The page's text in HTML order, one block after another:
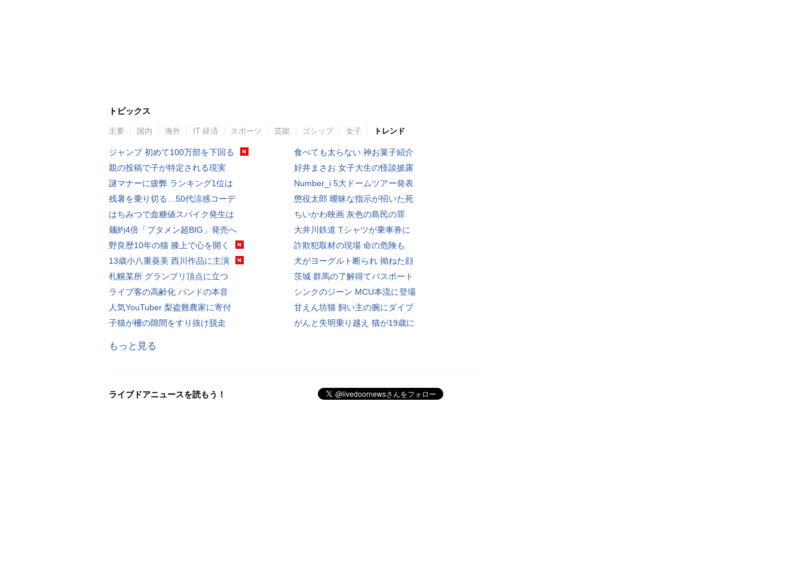
トピックス
主要 国内 海外 IT 経済 スポーツ 芸能 ゴシップ 女子 トレンド
ジャンプ 初めて100万部を下回る
親の投稿で子が特定される現実
謎マナーに疲弊 ランキング1位は
残暑を乗り切る…50代涼感コーデ
はちみつで血糖値スパイク発生は
麺約4倍「ブタメン超BIG」発売へ
野良歴10年の猫 膝上で心を開く
13歳小八重葵美 西川作品に主演
札幌某所 グランプリ頂点に立つ
ライブ客の高齢化 バンドの本音
人気YouTuber 梨盗難農家に寄付
子猫が柵の隙間をすり抜け脱走
食べても太らない 神お菓子紹介
好井まさお 女子大生の怪談披露
Number_i 5大ドームツアー発表
懲役太郎 曖昧な指示が招いた死
ちいかわ映画 灰色の島民の罪
大井川鉄道 Tシャツが乗車券に
詐欺犯取材の現場 命の危険も
犬がヨーグルト断られ 拗ねた顔
茨城 群馬の了解得てパスポート
シンクのジーン MCU本流に登場
甘えん坊猫 飼い主の腕にダイブ
がんと失明乗り越え 猫が19歳に
もっと見る
ライブドアニュースを読もう！